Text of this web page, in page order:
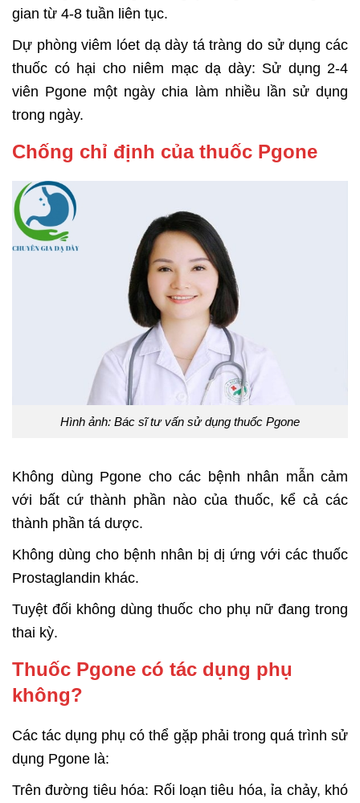
gian từ 4-8 tuần liên tục.
Dự phòng viêm lóet dạ dày tá tràng do sử dụng các
thuốc có hại cho niêm mạc dạ dày: Sử dụng 2-4
viên Pgone một ngày chia làm nhiều lần sử dụng
trong ngày.
Chống chỉ định của thuốc Pgone
Hình ảnh: Bác sĩ tư vấn sử dụng thuốc Pgone
Không dùng Pgone cho các bệnh nhân mẫn cảm
với bất cứ thành phần nào của thuốc, kể cả các
thành phần tá dược.
Không dùng cho bệnh nhân bị dị ứng với các thuốc
Prostaglandin khác.
Tuyệt đối không dùng thuốc cho phụ nữ đang trong
thai kỳ.
Thuốc Pgone có tác dụng phụ
không?
Các tác dụng phụ có thể gặp phải trong quá trình sử
dụng Pgone là:
Trên đường tiêu hóa: Rối loạn tiêu hóa, ỉa chảy, khó